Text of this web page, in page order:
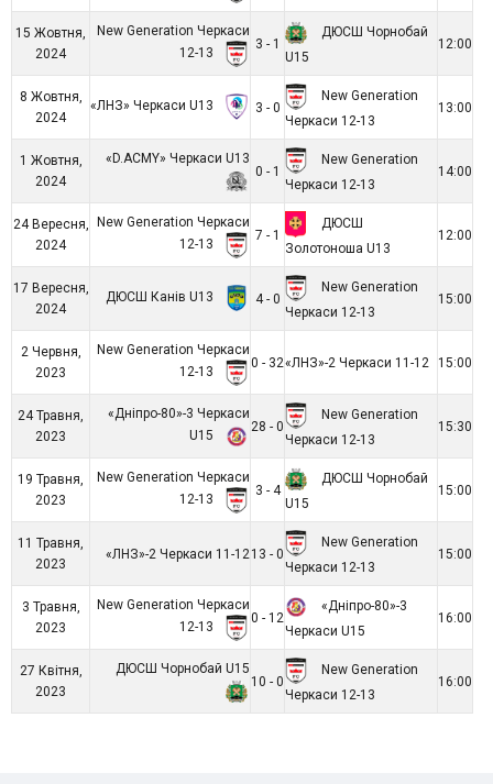
15 Жовтня,
2024
New Generation Черкаси
12-13
3 - 1
ДЮСШ Чорнобай
U15
12:00
8 Жовтня,
2024
«ЛНЗ» Черкаси U13 3 - 0
New Generation
Черкаси 12-13
13:00
1 Жовтня,
2024
«D.ACMY» Черкаси U13
0 - 1
New Generation
Черкаси 12-13
14:00
24 Вересня,
2024
New Generation Черкаси
12-13
7 - 1
ДЮСШ
Золотоноша U13
12:00
17 Вересня,
2024
ДЮСШ Канів U13 4 - 0
New Generation
Черкаси 12-13
15:00
2 Червня,
2023
New Generation Черкаси
12-13
0 - 32«ЛНЗ»-2 Черкаси 11-12 15:00
24 Травня,
2023
«Дніпро-80»-3 Черкаси
U15
28 - 0
New Generation
Черкаси 12-13
15:30
19 Травня,
2023
New Generation Черкаси
12-13
3 - 4
ДЮСШ Чорнобай
U15
15:00
11 Травня,
2023
«ЛНЗ»-2 Черкаси 11-1213 - 0
New Generation
Черкаси 12-13
15:00
3 Травня,
2023
New Generation Черкаси
12-13
0 - 12
«Дніпро-80»-3
Черкаси U15
16:00
27 Квітня,
2023
ДЮСШ Чорнобай U15
10 - 0
New Generation
Черкаси 12-13
16:00